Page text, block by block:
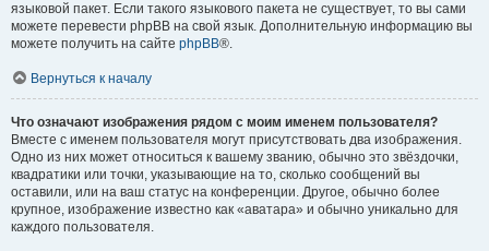
языковой пакет. Если такого языкового пакета не существует, то вы сами
можете перевести phpBB на свой язык. Дополнительную информацию вы
можете получить на сайте phpBB®.
Вернуться к началу
Что означают изображения рядом с моим именем пользователя?
Вместе с именем пользователя могут присутствовать два изображения.
Одно из них может относиться к вашему званию, обычно это звёздочки,
квадратики или точки, указывающие на то, сколько сообщений вы
оставили, или на ваш статус на конференции. Другое, обычно более
крупное, изображение известно как «аватара» и обычно уникально для
каждого пользователя.